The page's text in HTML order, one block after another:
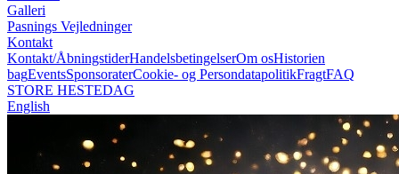
Galleri
Pasnings Vejledninger
Kontakt
Kontakt/ÅbningstiderHandelsbetingelserOm osHistorien
bagEventsSponsoraterCookie- og PersondatapolitikFragtFAQ
STORE HESTEDAG
English